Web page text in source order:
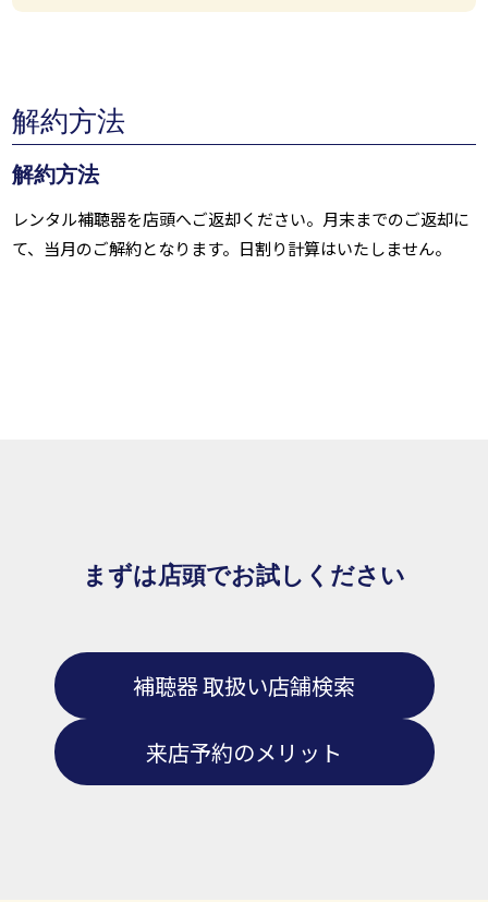
解約方法
解約方法
レンタル補聴器を店頭へご返却ください。月末までのご返却に
て、当月のご解約となります。日割り計算はいたしません。
まずは店頭でお試しください
補聴器 取扱い店舗検索
来店予約のメリット